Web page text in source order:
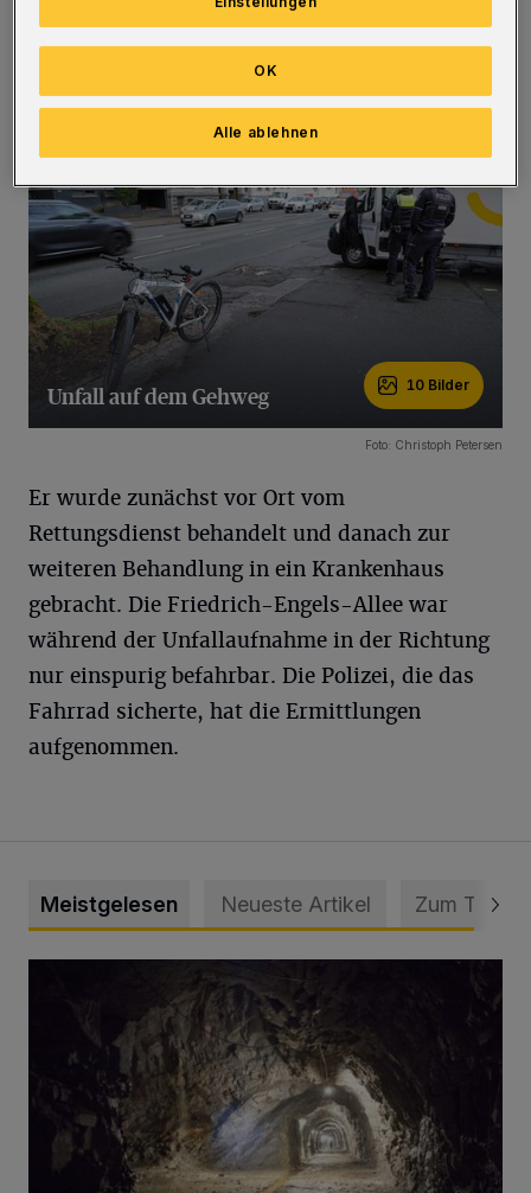
ein Miet-Transporter eine Ausfahrt. Es kam
zum Zusammenstoß. Der Fahrradfahrer
stürzte auf die Straße.(Bilder)
Unfall auf dem Gehweg 10 Bilder
Foto: Christoph Petersen
Er wurde zunächst vor Ort vom
Rettungsdienst behandelt und danach zur
weiteren Behandlung in ein Krankenhaus
gebracht. Die Friedrich-Engels-Allee war
während der Unfallaufnahme in der Richtung
nur einspurig befahrbar. Die Polizei, die das
Fahrrad sicherte, hat die Ermittlungen
aufgenommen.
Meistgelesen Neueste Artikel Zum Thema
Alle ablehnen
OK